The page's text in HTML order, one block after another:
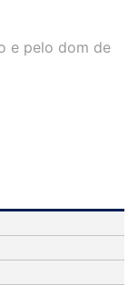
e pelo dom de